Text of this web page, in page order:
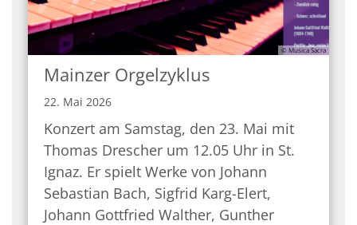
© Musica Sacra
Mainzer Orgelzyklus
22. Mai 2026
Konzert am Samstag, den 23. Mai mit
Thomas Drescher um 12.05 Uhr in St.
Ignaz. Er spielt Werke von Johann
Sebastian Bach, Sigfrid Karg-Elert,
Johann Gottfried Walther, Gunther